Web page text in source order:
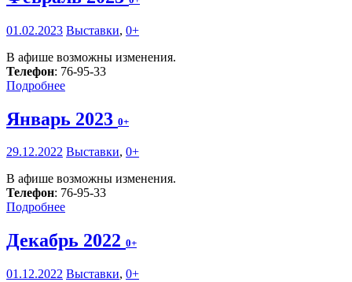
01.02.2023 Выставки, 0+
В афише возможны изменения.
Телефон: 76-95-33
Подробнее
Январь 2023 0+
29.12.2022 Выставки, 0+
В афише возможны изменения.
Телефон: 76-95-33
Подробнее
Декабрь 2022 0+
01.12.2022 Выставки, 0+